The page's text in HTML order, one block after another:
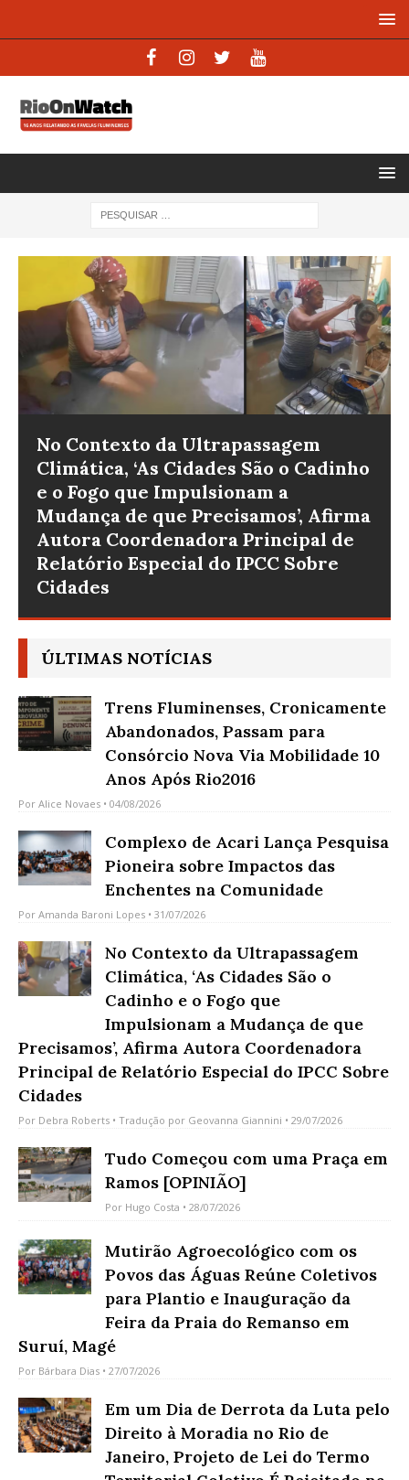
No Contexto da Ultrapassagem
Climática, ‘As Cidades São o Cadinho
e o Fogo que Impulsionam a
Mudança de que Precisamos’, Afirma
Autora Coordenadora Principal de
Relatório Especial do IPCC Sobre
Cidades
ÚLTIMAS NOTÍCIAS
Trens Fluminenses, Cronicamente
Abandonados, Passam para
Consórcio Nova Via Mobilidade 10
Anos Após Rio2016
Por Alice Novaes • 04/08/2026
Complexo de Acari Lança Pesquisa
Pioneira sobre Impactos das
Enchentes na Comunidade
Por Amanda Baroni Lopes • 31/07/2026
No Contexto da Ultrapassagem
Climática, ‘As Cidades São o
Cadinho e o Fogo que
Impulsionam a Mudança de que
Precisamos’, Afirma Autora Coordenadora
Principal de Relatório Especial do IPCC Sobre
Cidades
Por Debra Roberts • Tradução por Geovanna Giannini • 29/07/2026
Tudo Começou com uma Praça em
Ramos [OPINIÃO]
Por Hugo Costa • 28/07/2026
Mutirão Agroecológico com os
Povos das Águas Reúne Coletivos
para Plantio e Inauguração da
Feira da Praia do Remanso em
Suruí, Magé
Por Bárbara Dias • 27/07/2026
Em um Dia de Derrota da Luta pelo
Direito à Moradia no Rio de
Janeiro, Projeto de Lei do Termo